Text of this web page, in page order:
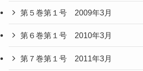
第５巻第１号 2009年3月
第６巻第１号 2010年3月
第７巻第１号 2011年3月